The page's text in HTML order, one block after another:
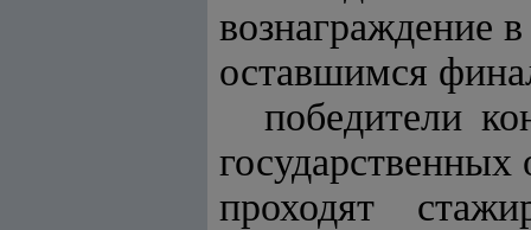
вознаграждение
оставшимся
победители
проходят